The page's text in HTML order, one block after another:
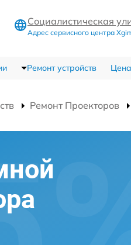
Социалистическая
Адрес сервисного центра
Ремонт устройств
Ремонт Проекторов